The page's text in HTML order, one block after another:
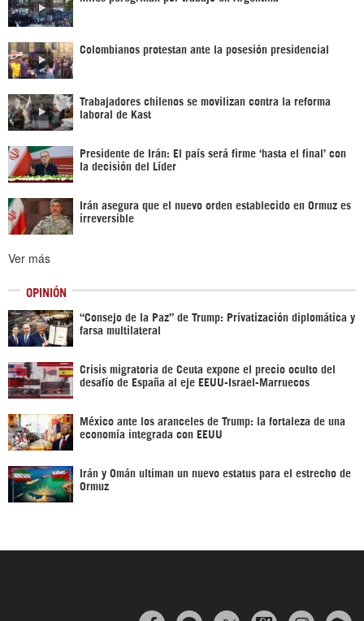
Colombianos protestan ante la posesión presidencial
Trabajadores chilenos se movilizan contra la reforma
laboral de Kast
Presidente de Irán: El país será firme ‘hasta el final’ con
la decisión del Líder
Irán asegura que el nuevo orden establecido en Ormuz es
irreversible
Ver más
OPINIÓN
“Consejo de la Paz” de Trump: Privatización diplomática y
farsa multilateral
Crisis migratoria de Ceuta expone el precio oculto del
desafío de España al eje EEUU-Israel-Marruecos
México ante los aranceles de Trump: la fortaleza de una
economía integrada con EEUU
Irán y Omán ultiman un nuevo estatus para el estrecho de
Ormuz